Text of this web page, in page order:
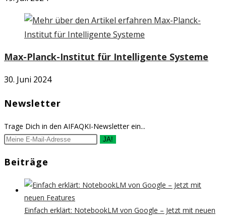
Max-Planck-Institut für Intelligente Systeme
30. Juni 2024
Newsletter
Trage Dich in den AIFAQKI-Newsletter ein...
JA!
Beiträge
Einfach erklärt: NotebookLM von Google – Jetzt mit neuen